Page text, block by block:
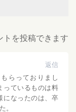
トを投稿できます
返信
らっておりまし
っているものは料
になったのは、卒
。